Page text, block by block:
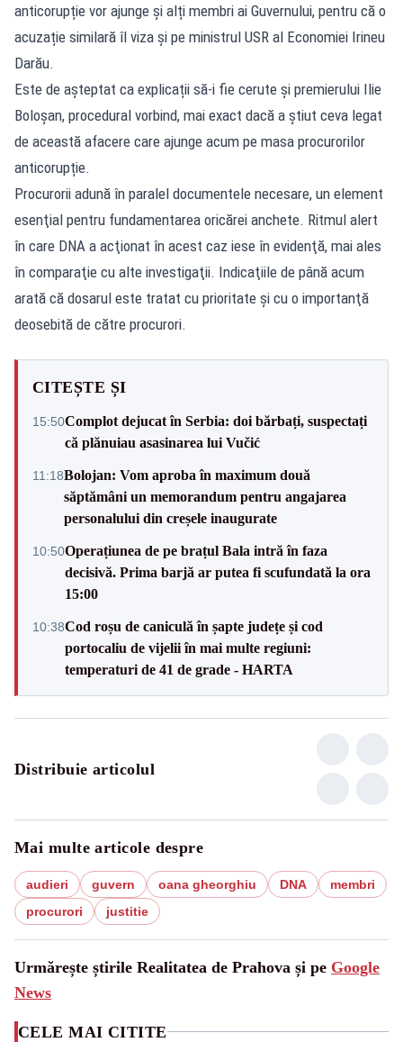
anticorupție vor ajunge și alți membri ai Guvernului, pentru că o
acuzație similară îl viza și pe ministrul USR al Economiei Irineu
Darău.
Este de așteptat ca explicații să-i fie cerute și premierului Ilie
Boloșan, procedural vorbind, mai exact dacă a știut ceva legat
de această afacere care ajunge acum pe masa procurorilor
anticorupție.
Procurorii adună în paralel documentele necesare, un element
esenţial pentru fundamentarea oricărei anchete. Ritmul alert
în care DNA a acţionat în acest caz iese în evidenţă, mai ales
în comparaţie cu alte investigaţii. Indicaţiile de până acum
arată că dosarul este tratat cu prioritate şi cu o importanţă
deosebită de către procurori.
CITEȘTE ȘI
15:50Complot dejucat în Serbia: doi bărbați, suspectați
că plănuiau asasinarea lui Vučić
11:18Bolojan: Vom aproba în maximum două
săptămâni un memorandum pentru angajarea
personalului din creșele inaugurate
10:50Operațiunea de pe brațul Bala intră în faza
decisivă. Prima barjă ar putea fi scufundată la ora
15:00
10:38Cod roșu de caniculă în șapte județe și cod
portocaliu de vijelii în mai multe regiuni:
temperaturi de 41 de grade - HARTA
Distribuie articolul
Mai multe articole despre
audieri guvern oana gheorghiu DNA
membri
procurori
justitie
Urmărește știrile Realitatea de Prahova și pe Google
News
CELE MAI CITITE